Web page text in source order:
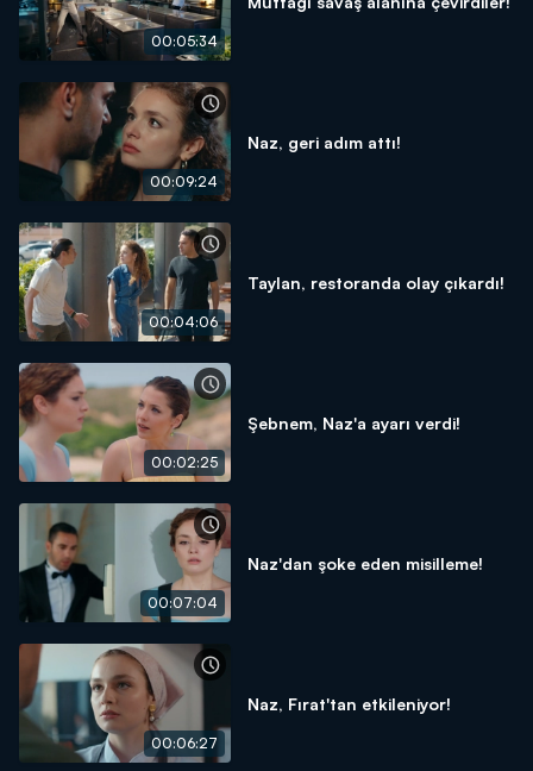
00:05:34
00:09:24
Naz, geri adım attı!
00:04:06
Taylan, restoranda olay çıkardı!
00:02:25
Şebnem, Naz'a ayarı verdi!
00:07:04
Naz'dan şoke eden misilleme!
00:06:27
Naz, Fırat'tan etkileniyor!